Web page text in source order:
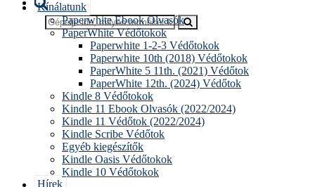
Kínálatunk
Paperwhite Ebook Olvasók
PaperWhite Védőtokok
Paperwhite 1-2-3 Védőtokok
Paperwhite 10th (2018) Védőtokok
PaperWhite 5 11th. (2021) Védőtok
PaperWhite 12th. (2024) Védőtok
Kindle 8 Védőtokok
Kindle 11 Ebook Olvasók (2022/2024)
Kindle 11 Védőtok (2022/2024)
Kindle Scribe Védőtok
Egyéb kiegészítők
Kindle Oasis Védőtokok
Kindle 10 Védőtokok
Hírek